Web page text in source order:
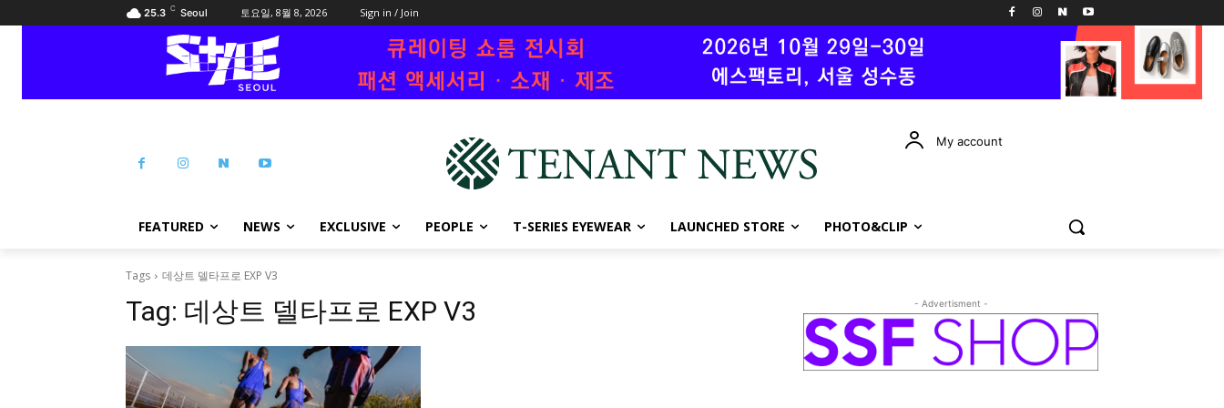
25.3 C Seoul 토요일, 8월 8, 2026 Sign in / Join
My account
FEATURED NEWS EXCLUSIVE PEOPLE T-SERIES EYEWEAR LAUNCHED STORE PHOTO&CLIP
Tags 데상트 델타프로 EXP V3
Tag: 데상트 델타프로 EXP V3 - Advertisment -